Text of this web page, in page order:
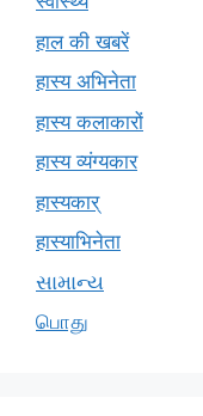
हाल की खबरें
हास्य अभिनेता
हास्य कलाकारों
हास्य व्यंग्यकार
हास्यकार्
हास्याभिनेता
સામાન્ય
பொது